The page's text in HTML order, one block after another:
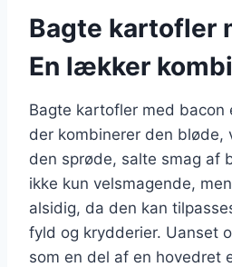
Bagte kartofler
En lækker
Bagte kartofler med bacon
der kombinerer den bløde,
den sprøde, salte smag af
ikke kun velsmagende,
alsidig, da den kan
fyld og krydderier. Uanset
som en del af en hovedret